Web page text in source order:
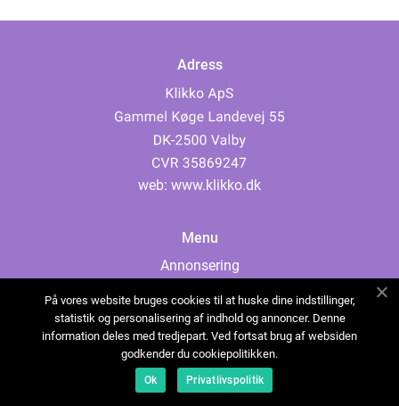
Adress
web: www.klikko.dk
Menu
Annonsering
Cookies
Kontakta oss
Sitemap
På vores website bruges cookies til at huske dine indstillinger,
statistik og personalisering af indhold og annoncer. Denne
information deles med tredjepart. Ved fortsat brug af websiden
godkender du cookiepolitikken.
Ok Privatlivspolitik